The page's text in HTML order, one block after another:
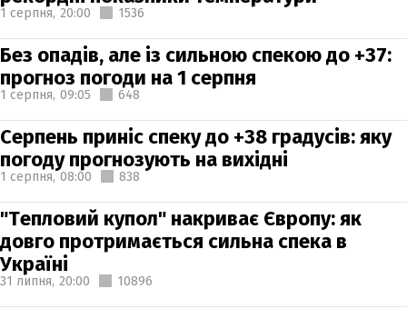
1 серпня, 20:00 1536
Без опадів, але із сильною спекою до +37:
прогноз погоди на 1 серпня
1 серпня, 09:05 648
Серпень приніс спеку до +38 градусів: яку
погоду прогнозують на вихідні
1 серпня, 08:00 838
"Тепловий купол" накриває Європу: як
довго протримається сильна спека в
Україні
31 липня, 20:00 10896